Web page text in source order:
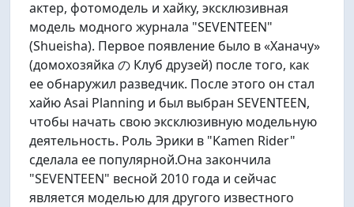
актер, фотомодель и хайку, эксклюзивная
модель модного журнала "SEVENTEEN"
(Shueisha). Первое появление было в «Ханачу»
(домохозяйка の Клуб друзей) после того, как
ее обнаружил разведчик. После этого он стал
хайю Asai Planning и был выбран SEVENTEEN,
чтобы начать свою эксклюзивную модельную
деятельность. Роль Эрики в "Kamen Rider"
сделала ее популярной.Она закончила
"SEVENTEEN" весной 2010 года и сейчас
является моделью для другого известного